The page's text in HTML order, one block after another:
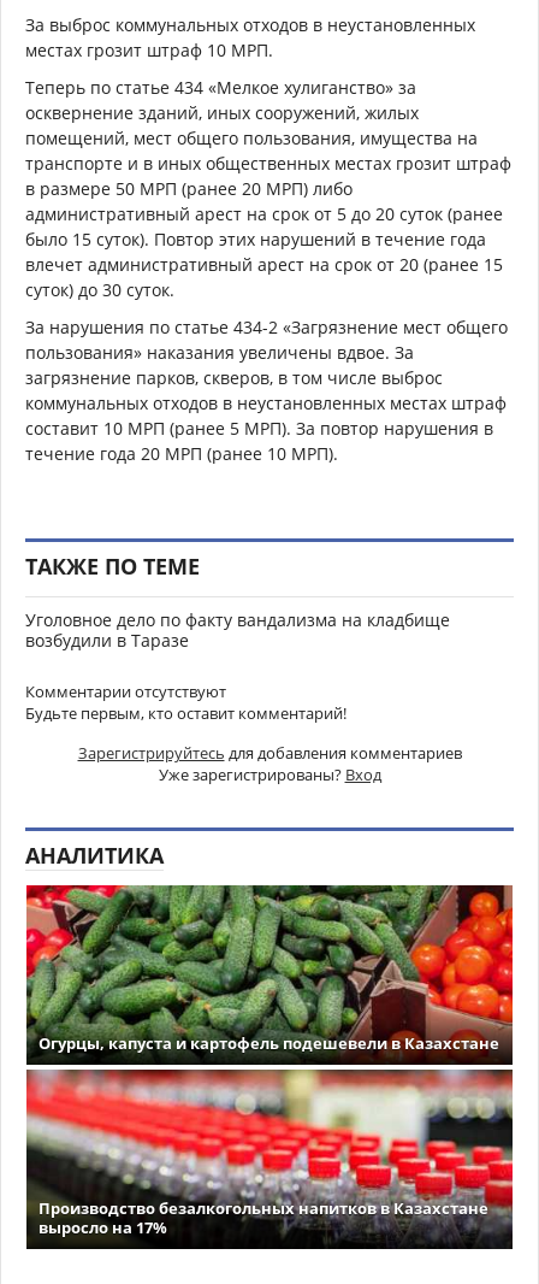
За выброс коммунальных отходов в неустановленных
местах грозит штраф 10 МРП.
Теперь по статье 434 «Мелкое хулиганство» за
осквернение зданий, иных сооружений, жилых
помещений, мест общего пользования, имущества на
транспорте и в иных общественных местах грозит штраф
в размере 50 МРП (ранее 20 МРП) либо
административный арест на срок от 5 до 20 суток (ранее
было 15 суток). Повтор этих нарушений в течение года
влечет административный арест на срок от 20 (ранее 15
суток) до 30 суток.
За нарушения по статье 434-2 «Загрязнение мест общего
пользования» наказания увеличены вдвое. За
загрязнение парков, скверов, в том числе выброс
коммунальных отходов в неустановленных местах штраф
составит 10 МРП (ранее 5 МРП). За повтор нарушения в
течение года 20 МРП (ранее 10 МРП).
ТАКЖЕ ПО ТЕМЕ
Уголовное дело по факту вандализма на кладбище
возбудили в Таразе
Комментарии отсутствуют
Будьте первым, кто оставит комментарий!
Зарегистрируйтесь для добавления комментариев
Уже зарегистрированы? Вход
АНАЛИТИКА
Огурцы, капуста и картофель подешевели в Казахстане
Производство безалкогольных напитков в Казахстане
выросло на 17%